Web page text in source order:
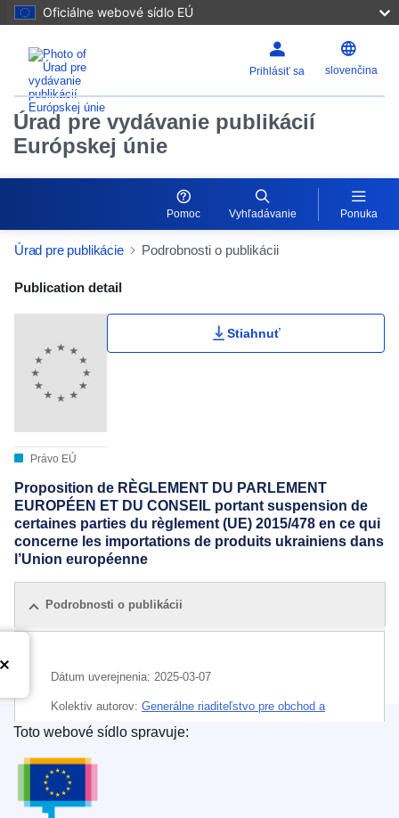
Oficiálne webové sídlo EÚ
Prihlásiť sa slovenčina
Úrad pre vydávanie publikácií
Európskej únie
Pomoc Vyhľadávanie Ponuka
Úrad pre publikácie Podrobnosti o publikácii
Publication Detail Actions Portlet
Publication detail
Právo EÚ
Stiahnuť
Proposition de RÈGLEMENT DU PARLEMENT
EUROPÉEN ET DU CONSEIL portant suspension de
certaines parties du règlement (UE) 2015/478 en ce qui
concerne les importations de produits ukrainiens dans
l’Union européenne
Podrobnosti o publikácii
Dátum uverejnenia: 2025-03-07
Kolektiv autorov: Generálne riaditeľstvo pre obchod a
ekonomickú bezpečnosť(Európska komisia
Oblasť:
nad dovozom
Úrad pre vydávanie publikácií Európskej únie
Toto webové sídlo spravuje: